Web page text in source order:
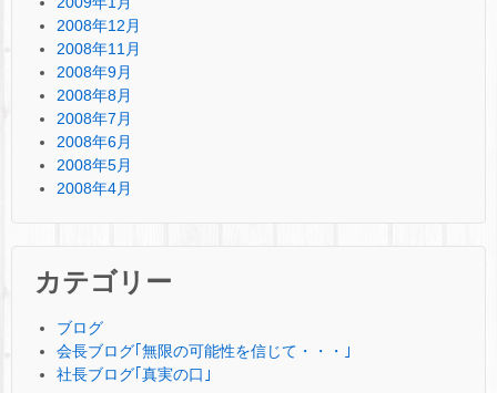
2008年12月
2008年11月
2008年9月
2008年8月
2008年7月
2008年6月
2008年5月
2008年4月
カテゴリー
ブログ
会長ブログ｢無限の可能性を信じて・・・｣
社長ブログ｢真実の口｣